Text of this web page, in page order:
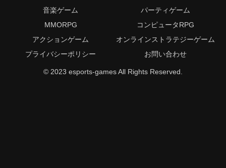
音楽ゲーム
パーティゲーム
MMORPG
コンピュータRPG
アクションゲーム
オンラインストラテジーゲーム
プライバシーポリシー
お問い合わせ
© 2023 esports-games All Rights Reserved.